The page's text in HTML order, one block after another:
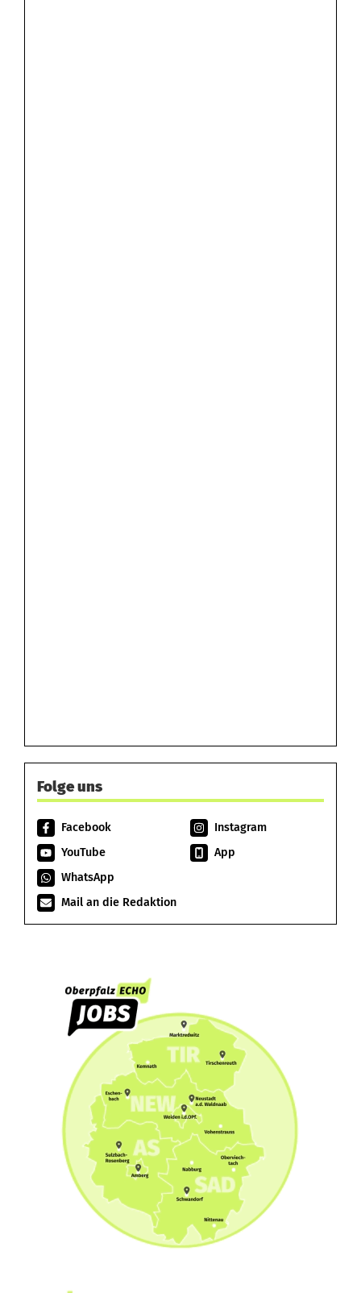
Folge uns
Facebook
Instagram
YouTube
App
WhatsApp
Mail an die Redaktion